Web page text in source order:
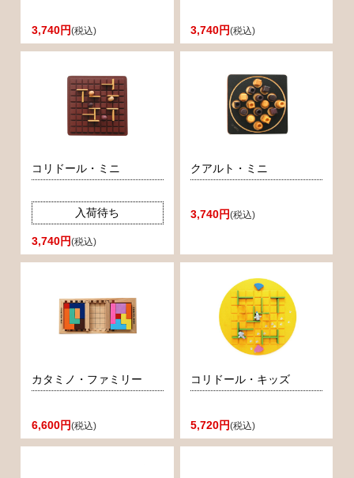
3,740円(税込) 3,740円(税込)
コリドール・ミニ
入荷待ち
3,740円(税込)
クアルト・ミニ
3,740円(税込)
カタミノ・ファミリー
6,600円(税込)
コリドール・キッズ
5,720円(税込)